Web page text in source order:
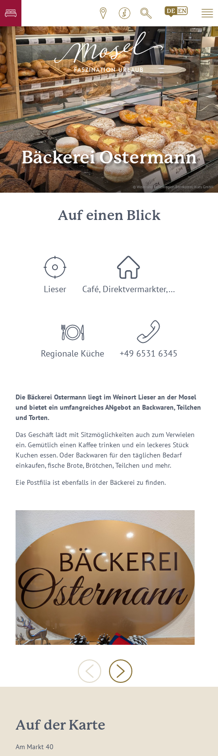
© Wein- und Ferienregion Bernkastel-Kues GmbH
Bäckerei Ostermann
Auf einen Blick
Lieser Café, Direktvermarkter,…
Regionale Küche +49 6531 6345
Die Bäckerei Ostermann liegt im Weinort Lieser an der Mosel
und bietet ein umfangreiches ANgebot an Backwaren, Teilchen
und Torten.
Das Geschäft lädt mit Sitzmöglichkeiten auch zum Verwielen
ein. Gemütlich einen Kaffee trinken und ein leckeres Stück
Kuchen essen. Oder Backwaren für den täglichen Bedarf
einkaufen, fische Brote, Brötchen, Teilchen und mehr.
Eie Postfilia ist ebenfalls in der Bäckerei zu finden.
Auf der Karte
Am Markt 40